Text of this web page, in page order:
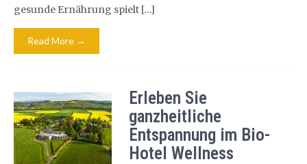
gesunde Ernährung spielt […]
Read More →
Erleben Sie
ganzheitliche
Entspannung im Bio-
Hotel Wellness